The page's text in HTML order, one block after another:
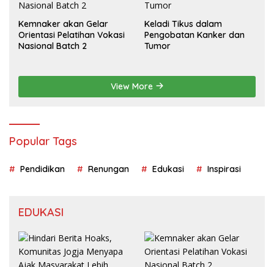
Kemnaker akan Gelar
Orientasi Pelatihan Vokasi
Nasional Batch 2
Keladi Tikus dalam
Pengobatan Kanker dan
Tumor
View More
Popular Tags
Pendidikan Renungan Edukasi Inspirasi
EDUKASI